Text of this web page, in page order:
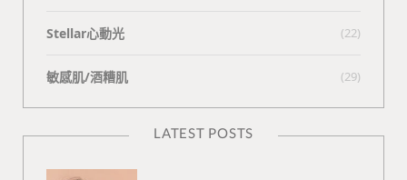
Stellar心動光 (22)
敏感肌/酒糟肌 (29)
LATEST POSTS